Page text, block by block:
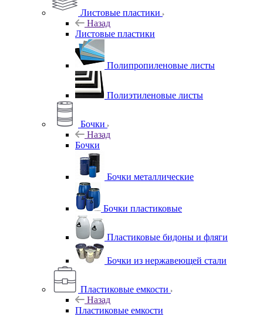
Листовые пластики
Назад
Листовые пластики
Полипропиленовые листы
Полиэтиленовые листы
Бочки
Назад
Бочки
Бочки металлические
Бочки пластиковые
Пластиковые бидоны и фляги
Бочки из нержавеющей стали
Пластиковые емкости
Назад
Пластиковые емкости